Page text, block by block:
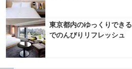
東京都内のゆっくりでき
でのんびりリフレッシュ